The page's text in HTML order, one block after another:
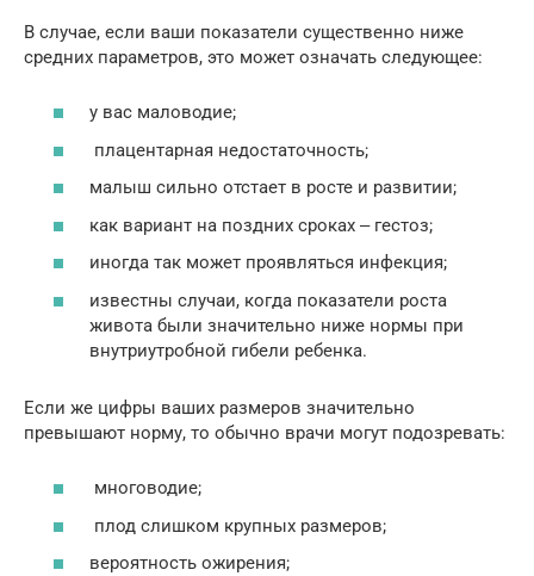
В случае, если ваши показатели существенно ниже
средних параметров, это может означать следующее:
у вас маловодие;
плацентарная недостаточность;
малыш сильно отстает в росте и развитии;
как вариант на поздних сроках ‒ гестоз;
иногда так может проявляться инфекция;
известны случаи, когда показатели роста
живота были значительно ниже нормы при
внутриутробной гибели ребенка.
Если же цифры ваших размеров значительно
превышают норму, то обычно врачи могут подозревать:
многоводие;
плод слишком крупных размеров;
вероятность ожирения;